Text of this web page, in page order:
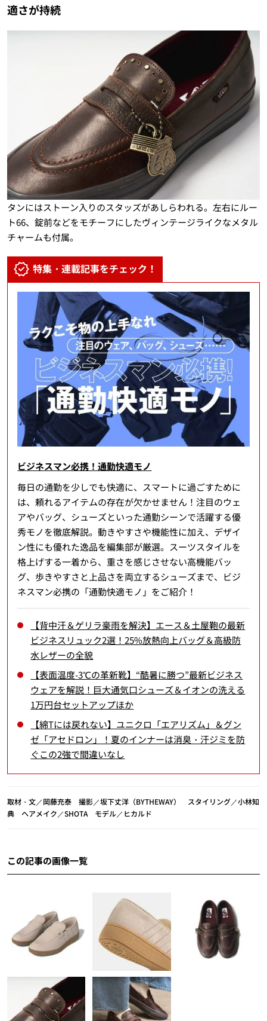
適さが持続
タンにはストーン入りのスタッズがあしらわれる。左右にルー
ト66、錠前などをモチーフにしたヴィンテージライクなメタル
チャームも付属。
特集・連載記事をチェック！
ビジネスマン必携！通勤快適モノ
毎日の通勤を少しでも快適に、スマートに過ごすために
は、頼れるアイテムの存在が欠かせません！注目のウェ
アやバッグ、シューズといった通勤シーンで活躍する優
秀モノを徹底解説。動きやすさや機能性に加え、デザイ
ン性にも優れた逸品を編集部が厳選。スーツスタイルを
格上げする一着から、重さを感じさせない高機能バッ
グ、歩きやすさと上品さを両立するシューズまで、ビジ
ネスマン必携の「通勤快適モノ」をご紹介！
【背中汗＆ゲリラ豪雨を解決】エース＆土屋鞄の最新
ビジネスリュック2選！25%放熱向上バッグ＆高級防
水レザーの全貌
【表面温度-3℃の革新靴】“酷暑に勝つ”最新ビジネス
ウェアを解説！巨大通気口シューズ＆イオンの洗える
1万円台セットアップほか
【綿Tには戻れない】ユニクロ「エアリズム」＆グン
ゼ「アセドロン」！夏のインナーは消臭・汗ジミを防
ぐこの2強で間違いなし
取材・文／岡藤充泰 撮影／坂下丈洋（BYTHEWAY） スタイリング／小林知
典 ヘアメイク／SHOTA モデル／ヒカルド
この記事の画像一覧